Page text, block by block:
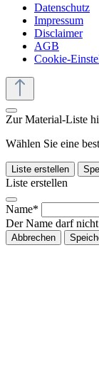
Datenschutz
Impressum
Disclaimer
AGB
Cookie-
Zur Material-Liste
Wählen Sie eine
Liste erstellen
Liste erstellen
Name*
Der Name darf
Abbrechen